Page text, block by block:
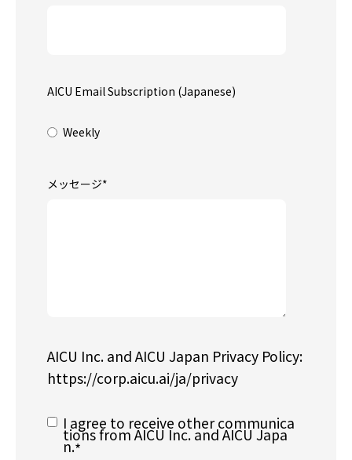
AICU Email Subscription (Japanese)
Weekly
メッセージ*
AICU Inc. and AICU Japan Privacy Policy:
https://corp.aicu.ai/ja/privacy
I agree to receive other communica
tions from AICU Inc. and AICU Japa
n.*